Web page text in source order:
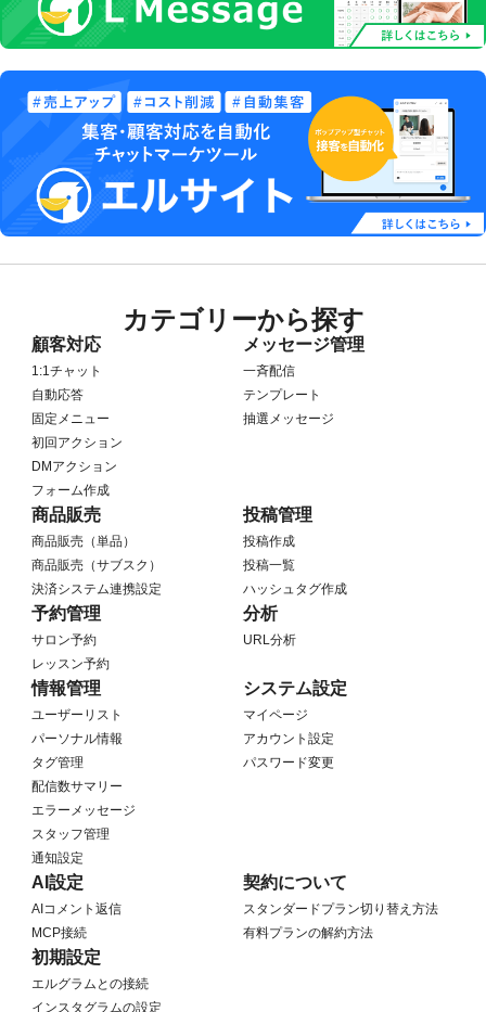
カテゴリーから探す
顧客対応
1:1チャット
自動応答
固定メニュー
初回アクション
DMアクション
フォーム作成
メッセージ管理
一斉配信
テンプレート
抽選メッセージ
商品販売
商品販売（単品）
商品販売（サブスク）
決済システム連携設定
投稿管理
投稿作成
投稿一覧
ハッシュタグ作成
予約管理
サロン予約
レッスン予約
分析
URL分析
情報管理
ユーザーリスト
パーソナル情報
タグ管理
配信数サマリー
エラーメッセージ
スタッフ管理
通知設定
システム設定
マイページ
アカウント設定
パスワード変更
AI設定
AIコメント返信
MCP接続
契約について
スタンダードプラン切り替え方法
有料プランの解約方法
初期設定
エルグラムとの接続
インスタグラムの設定